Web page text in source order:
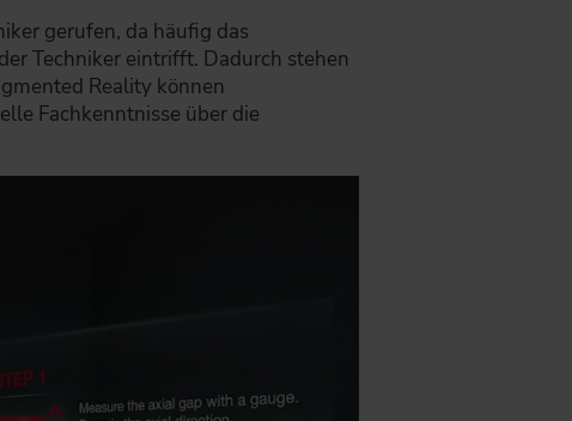
gerufen, da häufig das
Techniker eintrifft. Dadurch stehen
Reality können
Fachkenntnisse über die